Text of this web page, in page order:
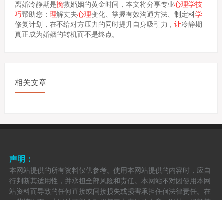
离婚冷静期是挽救婚姻的黄金时间，本文将分享专业心理学技
巧帮助您： 理解丈夫心理变化、掌握有效沟通方法、制定科学
修复计划，在不给对方压力的同时提升自身吸引力， 让冷静期
真正成为婚姻的转机而不是终点。
相关文章
声明：
本网站提供的所有资料仅供参考。使用本网站提供的内容时，应自
行判断其适用性，并承担全部风险和责任。本网站不对因使用本网
站资料而导致的任何直接或间接损失或损害承担任何法律责任。在